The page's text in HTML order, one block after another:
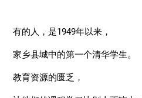
有的人，是1949年以来，
家乡县城中的第一个清华学生。
教育资源的匮乏，